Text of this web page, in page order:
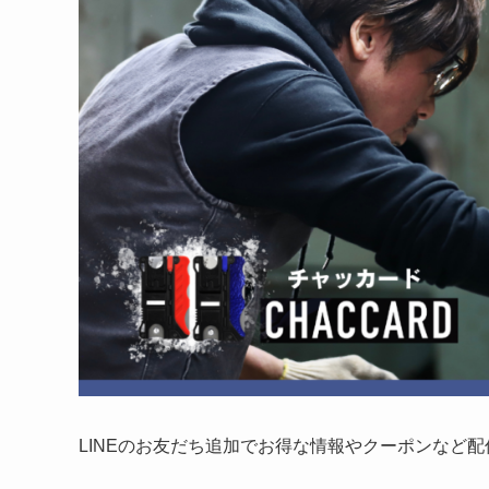
LINEのお友だち追加でお得な情報やクーポンなど配